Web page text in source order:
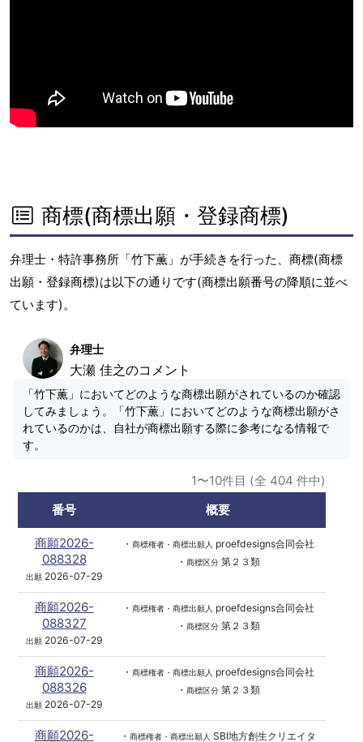
商標(商標出願・登録商標)
弁理士・特許事務所「竹下薫」が手続きを行った、商標(商標
出願・登録商標)は以下の通りです(商標出願番号の降順に並べ
ています)。
弁理士
大瀬 佳之のコメント
「竹下薫」においてどのような商標出願がされているのか確認
してみましょう。「竹下薫」においてどのような商標出願がさ
れているのかは、自社が商標出願する際に参考になる情報で
す。
1〜10件目 (全 404 件中)
番号
概要
商願2026-
088328
出願2026-07-29
・ 商標権者・商標出願人
proefdesigns合同会社
・ 商標区分第２３類
商願2026-
088327
出願2026-07-29
・ 商標権者・商標出願人
proefdesigns合同会社
・ 商標区分第２３類
商願2026-
088326
出願2026-07-29
・ 商標権者・商標出願人
proefdesigns合同会社
・ 商標区分第２３類
商願2026-
・ 商標権者・商標出願人 SBI地方創生クリエイタ